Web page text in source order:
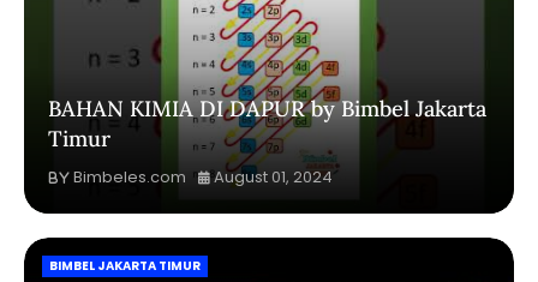
BAHAN KIMIA DI DAPUR by Bimbel Jakarta
Timur
Bimbeles.com August 01, 2024
BIMBEL JAKARTA TIMUR